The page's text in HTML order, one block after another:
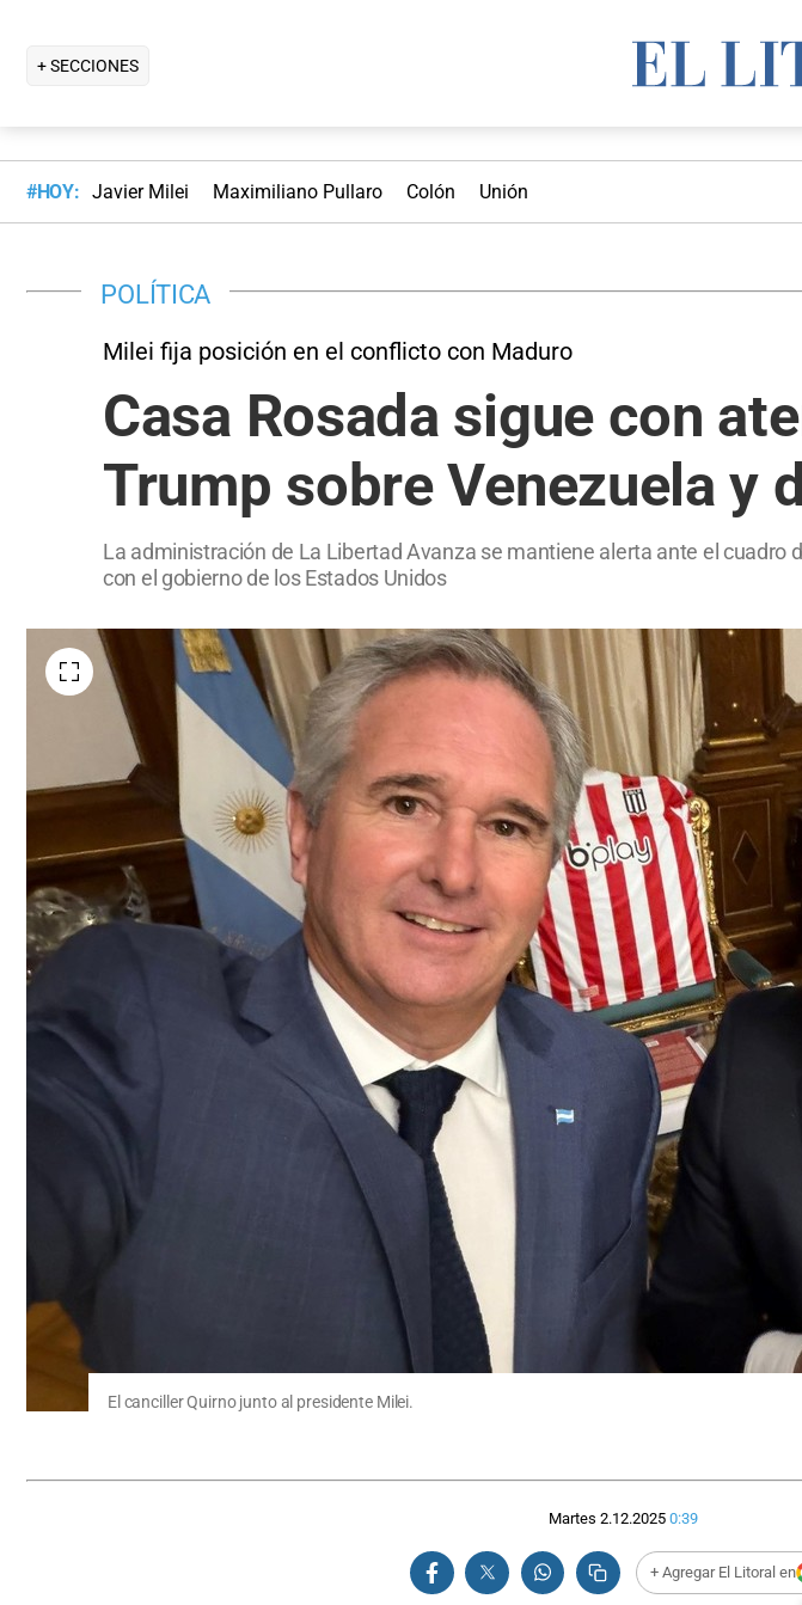
+ SECCIONES
#HOY: Javier Milei Maximiliano Pullaro Colón Unión
POLÍTICA
Milei fija posición en el conflicto con Maduro
Casa Rosada sigue con
Trump sobre Venezuela y
La administración de La Libertad Avanza se mantiene alerta ante el cuadro
con el gobierno de los Estados Unidos
El canciller Quirno junto al presidente Milei.
Martes 2.12.2025 0:39
+ Agregar El Litoral en